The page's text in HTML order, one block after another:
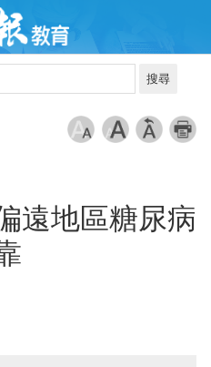
搜尋
地區糖尿病